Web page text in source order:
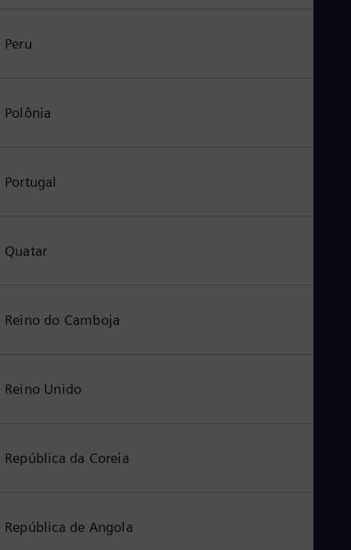
Peru
Polônia
Portugal
Quatar
Reino do Camboja
Reino Unido
República da Coreia
República de Angola